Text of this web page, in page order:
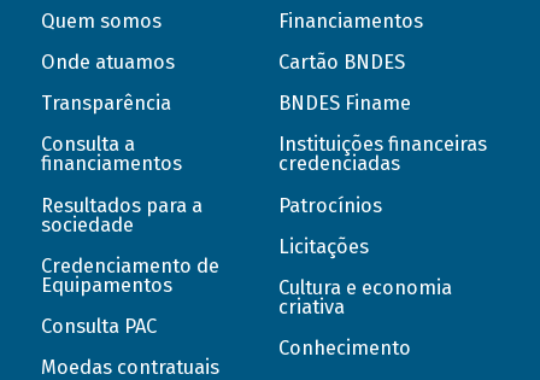
Quem somos
Onde atuamos
Transparência
Consulta a
financiamentos
Resultados para a
sociedade
Credenciamento de
Equipamentos
Consulta PAC
Moedas contratuais
Financiamentos
Cartão BNDES
BNDES Finame
Instituições financeiras
credenciadas
Patrocínios
Licitações
Cultura e economia
criativa
Conhecimento